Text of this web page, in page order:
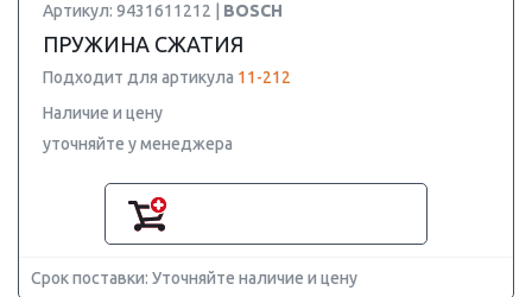
Артикул: 9431611212 | BOSCH
ПРУЖИНА СЖАТИЯ
Подходит для артикула 11-212
Наличие и цену
уточняйте у менеджера
Срок поставки: Уточняйте наличие и цену